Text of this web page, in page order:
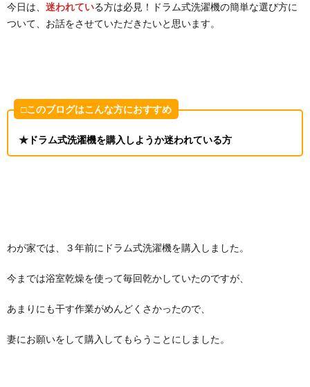
今日は、 迷われている方は必見！ドラム式洗濯機の簡単な選び方に
ついて、お話をさせていただきたいと思います。
□このブログはこんな方におすすめ
★ ドラム式洗濯機を購入しようか迷われている方
わが家では、３年前にドラム式洗濯機を購入しました。
今までは浴室乾燥を使って毎回乾かしていたのですが、
あまりにも干す作業がめんどくさかったので、
妻にお願いをして購入してもらうことにしました。